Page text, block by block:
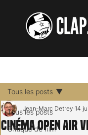
Tous les posts
Critique de film
Tous les posts
Cinéma Open Air
Jean-Marc Detrey 14